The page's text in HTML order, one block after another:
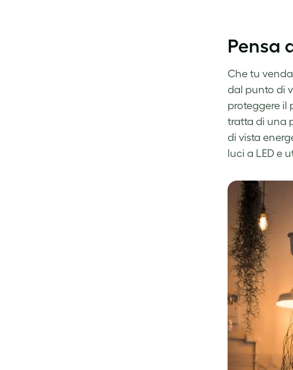
Pensa
Che tu
dal punto di
proteggere il
tratta di una
di vista
luci a LED e